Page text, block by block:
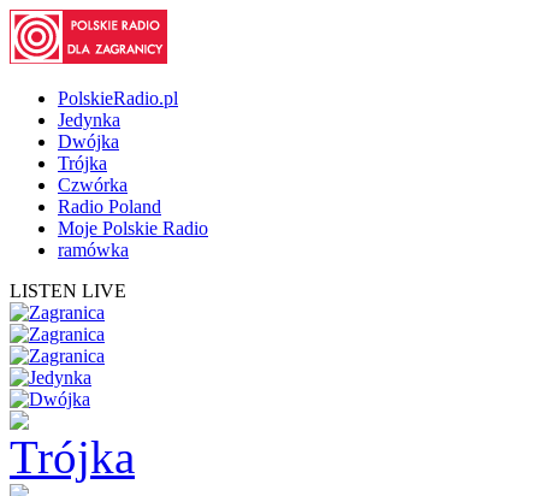
PolskieRadio.pl
Jedynka
Dwójka
Trójka
Czwórka
Radio Poland
Moje Polskie Radio
ramówka
LISTEN LIVE